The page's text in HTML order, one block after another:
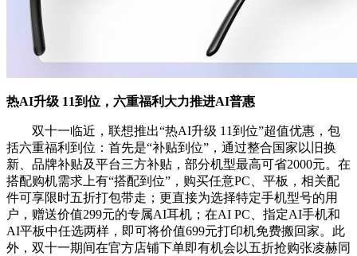
热AI升级 11到位，六重福利大力推进AI普惠
双十一临近，联想推出“热AI升级 11到位”超值优惠，包
括六重福利到位：首先是“补贴到位”，通过整合国家以旧换
新、品牌补贴及平台三方补贴，部分机型最高可省2000元。在
搭配购机需求上有“搭配到位”，购买任意PC、平板，相关配
件可享限时五折打包带走；更直接为选择特定手机型号的用
户，赠送价值299元的专属AI耳机；在AI PC、指定AI手机和
AI平板中任选两样，即可将价值699元打印机免费搬回家。此
外，双十一期间在官方店铺下单即有机会以五折抢购张凌赫同